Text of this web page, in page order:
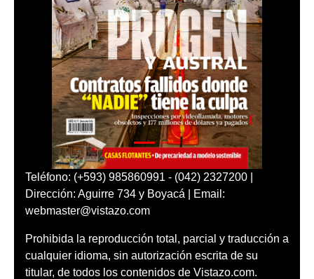
Teléfono: (+593) 985860991 - (042) 2327200 |
Dirección: Aguirre 734 y Boyacá | Email:
webmaster@vistazo.com
Prohibida la reproducción total, parcial y traducción a
cualquier idioma, sin autorización escrita de su
titular, de todos los contenidos de Vistazo.com.